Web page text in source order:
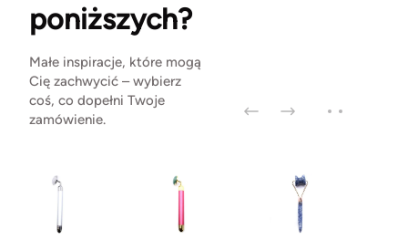
poniższych?
Małe inspiracje, które mogą
Cię zachwycić – wybierz
coś, co dopełni Twoje
zamówienie.